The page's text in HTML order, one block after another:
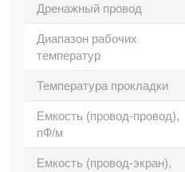
Дренажный провод
Диапазон рабочих
температур
Температура прокладки
Емкость (провод-провод),
пФ/м
Емкость (провод-экран),